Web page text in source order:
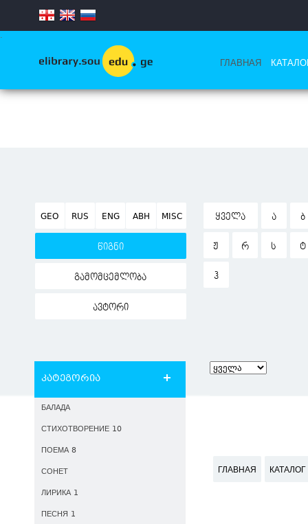
.
ГЛАВНАЯ
GEO RUS ENG ABH MISC
წიგნი
გამომცემლობა
ავტორი
ᲧᲕᲔᲚᲐ Ა Ბ
Ჟ Რ Ს Ტ
Ჰ
კატეგორია
БАЛАДА
СТИХОТВОРЕНИЕ 10
ПОЕМА 8
СОНЕТ
ЛИРИКА 1
ПЕСНЯ 1
ГЛАВНАЯ